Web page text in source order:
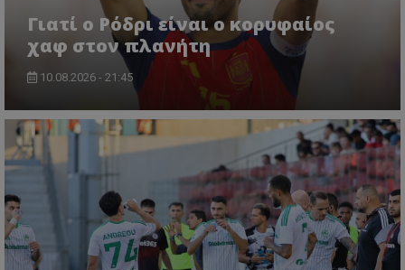
Γιατί ο Ρόδρι είναι ο κορυφαίος
χαφ στον πλανήτη
10.08.2026 - 21:45